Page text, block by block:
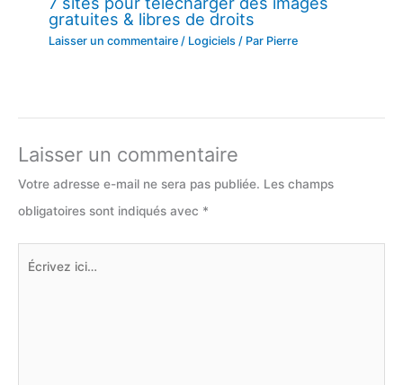
gratuites & libres de droits
Laisser un commentaire / Logiciels / Par Pierre
Laisser un commentaire
Votre adresse e-mail ne sera pas publiée. Les champs
obligatoires sont indiqués avec *